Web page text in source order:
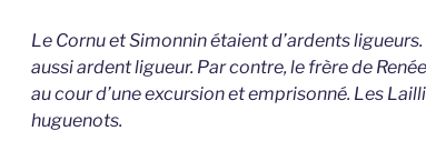
Le Cornu et Simonnin étaient d’ardents
aussi ardent ligueur. Par contre, le frère de
au cour d’une excursion et emprisonné. Les
huguenots.